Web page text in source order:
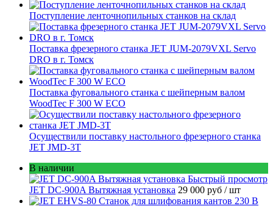
Поступление ленточнопильных станков на склад
Поставка фрезерного станка JET JUM-2079VXL Servo
DRO в г. Томск
Поставка фуговального станка с шейперным валом
WoodTec F 300 W ECO
Осуществили поставку настольного фрезерного станка
JET JMD-3T
В наличии
Быстрый просмотр
JET DC-900A Вытяжная установка 29 000 руб / шт